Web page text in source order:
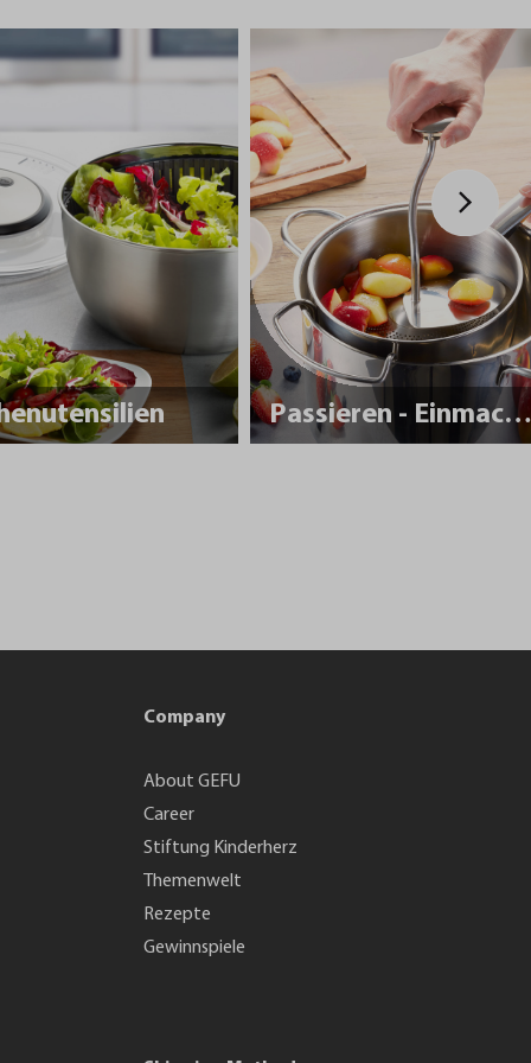
Passieren - Einmachen
Company
About GEFU
Career
Stiftung Kinderherz
Themenwelt
Rezepte
Gewinnspiele